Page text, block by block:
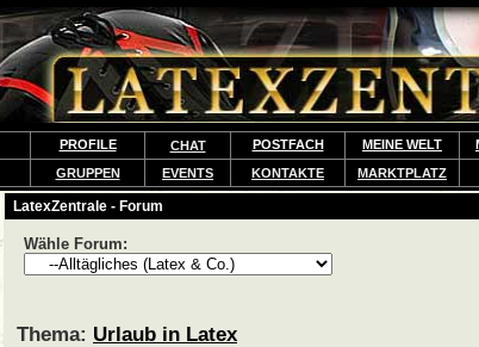
PROFILE CHAT POSTFACH MEINE WELT
GRUPPEN EVENTS KONTAKTE MARKTPLATZ
LatexZentrale - Forum
Wähle Forum:
Thema: Urlaub in Latex